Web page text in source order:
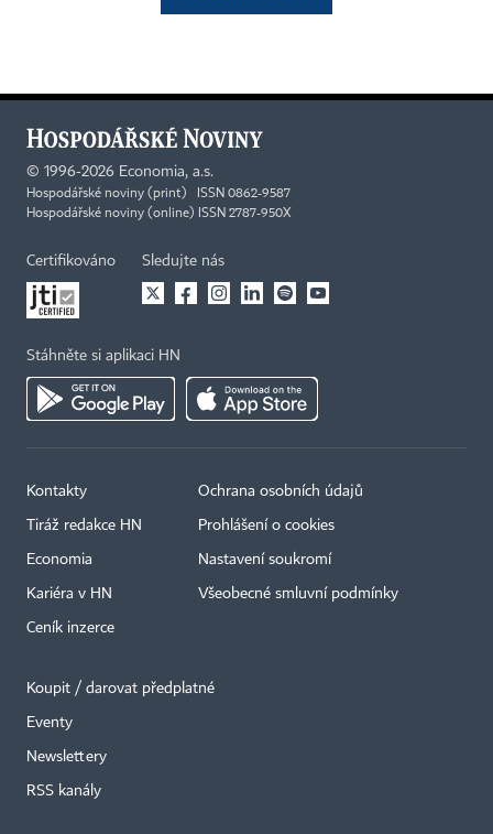
© 1996-2026 Economia, a.s.
Hospodářské noviny (print) ISSN 0862-9587
Hospodářské noviny (online) ISSN 2787-950X
Certifikováno Sledujte nás
Stáhněte si aplikaci HN
Kontakty
Tiráž redakce HN
Economia
Kariéra v HN
Ceník inzerce
Ochrana osobních údajů
Prohlášení o cookies
Nastavení soukromí
Všeobecné smluvní podmínky
Koupit / darovat předplatné
Eventy
Newslettery
RSS kanály